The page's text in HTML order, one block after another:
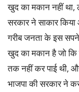
खुद का मकान नहीं था,
सरकार ने साकार
गरीब जनता के इस
खुद का मकान है जो‌ कि
तक नहीं कर पाई थी,
भाजपा की सरकार ने